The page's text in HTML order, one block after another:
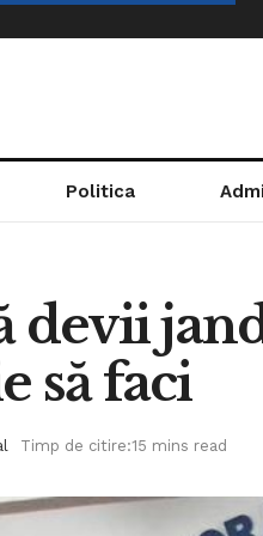
Politica
devii
să faci
Timp de citire:15 mins read